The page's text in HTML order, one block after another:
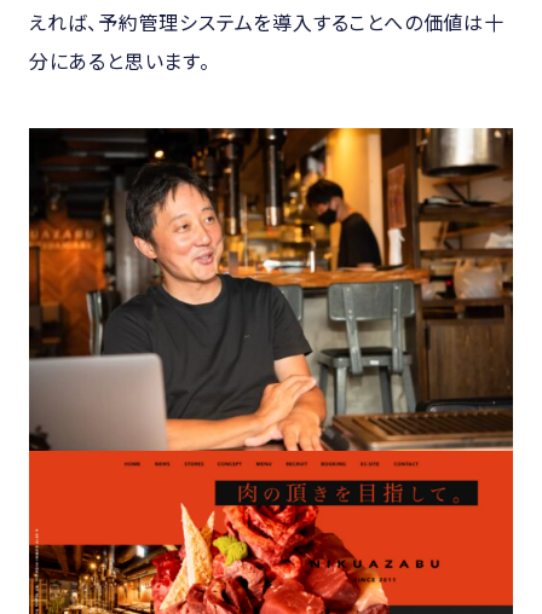
えれば、予約管理システムを導入することへの価値は十
分にあると思います。